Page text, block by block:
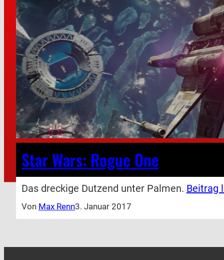
Star Wars: Rogue One
Das dreckige Dutzend unter Palmen. Beitrag
Von Max Renn3. Januar 2017